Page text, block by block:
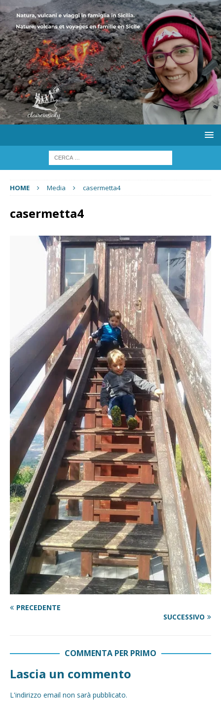
HOME Media casermetta4
casermetta4
PRECEDENTE
SUCCESSIVO
COMMENTA PER PRIMO
Lascia un commento
L'indirizzo email non sarà pubblicato.